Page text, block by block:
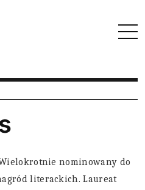
nominowany do
literackich. Laureat